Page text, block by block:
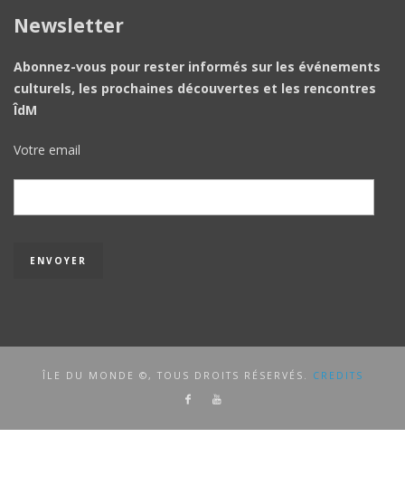
Newsletter
Abonnez-vous pour rester informés sur les événements
culturels, les prochaines découvertes et les rencontres
ÎdM
Votre email
ÎLE DU MONDE ©, TOUS DROITS RÉSERVÉS. CREDITS